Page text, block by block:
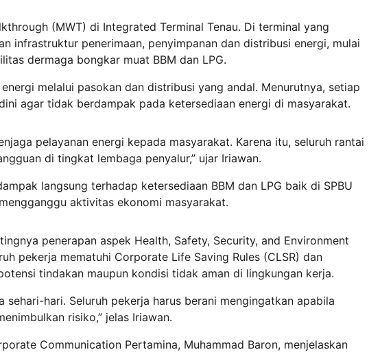
(MWT) di Integrated Terminal Tenau. Di terminal yang
infrastruktur penerimaan, penyimpanan dan distribusi energi, mulai
dermaga bongkar muat BBM dan LPG.
melalui pasokan dan distribusi yang andal. Menurutnya, setiap
agar tidak berdampak pada ketersediaan energi di masyarakat.
pelayanan energi kepada masyarakat. Karena itu, seluruh rantai
di tingkat lembaga penyalur,” ujar Iriawan.
langsung terhadap ketersediaan BBM dan LPG baik di SPBU
aktivitas ekonomi masyarakat.
penerapan aspek Health, Safety, Security, and Environment
pekerja mematuhi Corporate Life Saving Rules (CLSR) dan
tindakan maupun kondisi tidak aman di lingkungan kerja.
sehari-hari. Seluruh pekerja harus berani mengingatkan apabila
risiko,” jelas Iriawan.
Communication Pertamina, Muhammad Baron, menjelaskan